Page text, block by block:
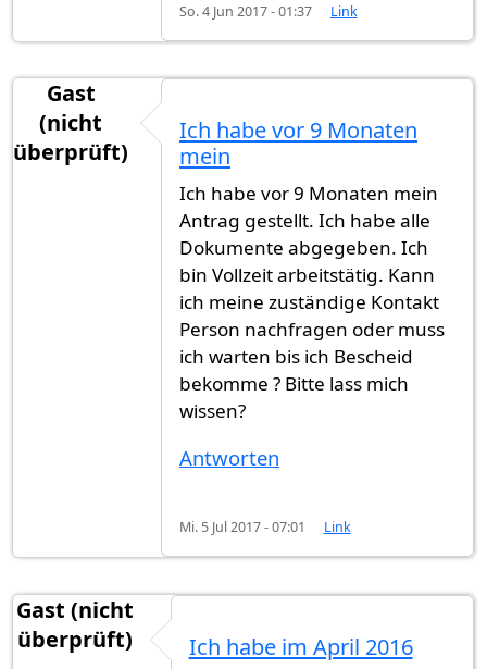
So. 4 Jun 2017 - 01:37 Link
Gast
(nicht
überprüft)
Ich habe vor 9 Monaten
mein
Ich habe vor 9 Monaten mein
Antrag gestellt. Ich habe alle
Dokumente abgegeben. Ich
bin Vollzeit arbeitstätig. Kann
ich meine zuständige Kontakt
Person nachfragen oder muss
ich warten bis ich Bescheid
bekomme ? Bitte lass mich
wissen?
Antworten
Mi. 5 Jul 2017 - 07:01 Link
Gast (nicht
überprüft)
Ich habe im April 2016